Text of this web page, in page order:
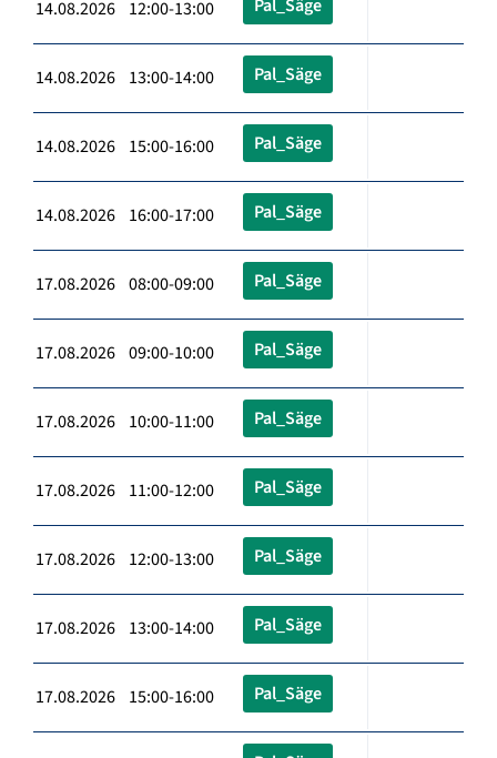
14.08.2026 12:00-13:00 Pal_Säge
14.08.2026 13:00-14:00 Pal_Säge
14.08.2026 15:00-16:00 Pal_Säge
14.08.2026 16:00-17:00 Pal_Säge
17.08.2026 08:00-09:00 Pal_Säge
17.08.2026 09:00-10:00 Pal_Säge
17.08.2026 10:00-11:00 Pal_Säge
17.08.2026 11:00-12:00 Pal_Säge
17.08.2026 12:00-13:00 Pal_Säge
17.08.2026 13:00-14:00 Pal_Säge
17.08.2026 15:00-16:00 Pal_Säge